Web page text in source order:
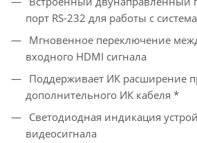
порт RS-232 для работы с
Мгновенное переключение
входного HDMI сигнала
Поддерживает ИК расширение
дополнительного ИК кабеля *
Светодиодная индикация
видеосигнала